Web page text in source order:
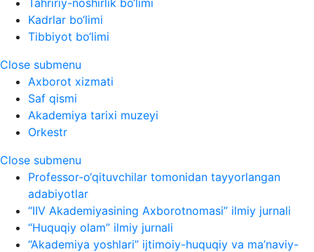
Tahririy-noshirlik bo‘limi
Kadrlar bo‘limi
Tibbiyot bo‘limi
Close submenu
Axborot xizmati
Saf qismi
Akademiya tarixi muzeyi
Orkestr
Close submenu
Professor-o‘qituvchilar tomonidan tayyorlangan
adabiyotlar
“IIV Akademiyasining Axborotnomasi” ilmiy jurnali
“Huquqiy olam” ilmiy jurnali
“Akademiya yoshlari” ijtimoiy-huquqiy va ma’naviy-